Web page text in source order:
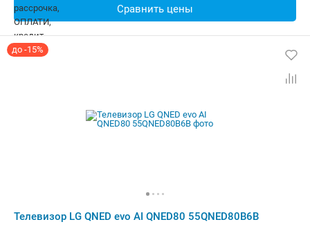
Сравнить цены
до -15%
Телевизор LG QNED evo AI QNED80 55QNED80B6B